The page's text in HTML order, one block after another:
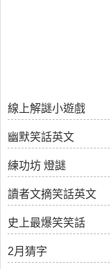
線上解謎小遊戲
幽默笑話英文
練功坊 燈謎
讀者文摘笑話英文
史上最爆笑笑話
2月猜字